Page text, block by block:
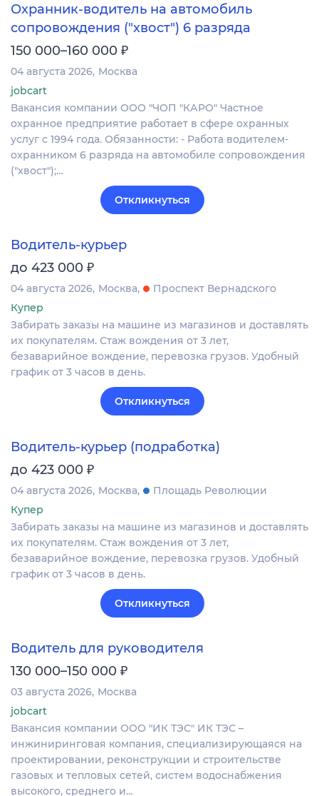
Охранник-водитель на автомобиль
сопровождения ("хвост") 6 разряда
150 000–160 000 ₽
04 августа 2026 Москва
jobcart
Вакансия компании ООО "ЧОП "КАРО" Частное
охранное предприятие работает в сфере охранных
услуг с 1994 года. Обязанности: - Работа водителем-
охранником 6 разряда на автомобиле сопровождения
("хвост");…
Откликнуться
Водитель-курьер
до 423 000 ₽
04 августа 2026 Москва
Проспект Вернадского
Купер
Забирать заказы на машине из магазинов и доставлять
их покупателям. Стаж вождения от 3 лет,
безаварийное вождение, перевозка грузов. Удобный
график от 3 часов в день.
Откликнуться
Водитель-курьер (подработка)
до 423 000 ₽
04 августа 2026 Москва
Площадь Революции
Купер
Забирать заказы на машине из магазинов и доставлять
их покупателям. Стаж вождения от 3 лет,
безаварийное вождение, перевозка грузов. Удобный
график от 3 часов в день.
Откликнуться
Водитель для руководителя
130 000–150 000 ₽
03 августа 2026 Москва
jobcart
Вакансия компании ООО "ИК ТЭС" ИК ТЭС –
инжиниринговая компания, специализирующаяся на
проектировании, реконструкции и строительстве
газовых и тепловых сетей, систем водоснабжения
высокого, среднего и…